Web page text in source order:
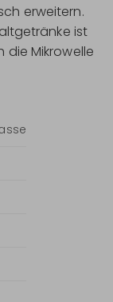
erweitern.
ist
die Mikrowelle